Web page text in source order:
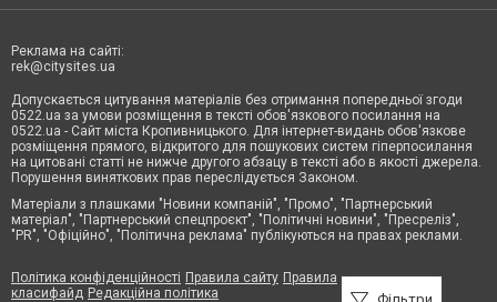
Реклама на сайті:
rek@citysites.ua
Допускається цитування матеріалів без отримання попередньої згоди
0522.ua за умови розміщення в тексті обов'язкового посилання на
0522.ua - Сайт міста Кропивницького. Для інтернет-видань обов'язкове
розміщення прямого, відкритого для пошукових систем гіперпосилання
на цитовані статті не нижче другого абзацу в тексті або в якості джерела.
Порушення виняткових прав переслідується Законом.
Матеріали з плашками "Новини компаній", "Промо", "Партнерський
матеріал", "Партнерський спецпроєкт", "Політичні новини", "Пресреліз",
"PR", "Офіційно", "Політична реклама" публікуються на правах реклами.
Політика конфіденційності Правила сайту Правила
класифайд Редакційна політика